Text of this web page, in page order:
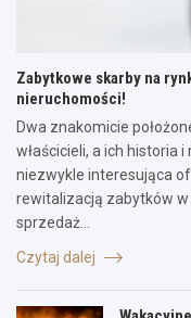
Zabytkowe skarby na
nieruchomości!
Dwa znakomicie
właścicieli, a ich historia
niezwykle interesująca
rewitalizacją zabytków
sprzedaż…
Czytaj dalej